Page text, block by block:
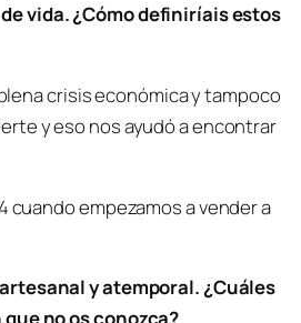
vida. ¿Cómo definiríais estos
crisis económica y tampoco
y eso nos ayudó a encontrar
cuando empezamos a vender a
y atemporal. ¿Cuáles